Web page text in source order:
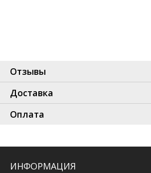
Отзывы
Доставка
Оплата
ИНФОРМАЦИЯ